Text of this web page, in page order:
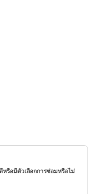
หรือมีตัวเลือกการซ่อมหรือไม่